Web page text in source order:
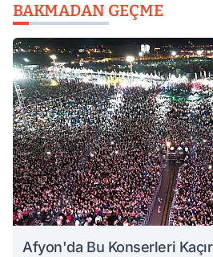
BAKMADAN GEÇME
Afyon'da Bu Konserleri